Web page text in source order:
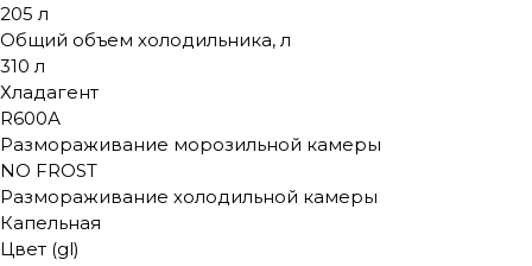
205 л
Общий объем холодильника, л
310 л
Хладагент
R600А
Размораживание морозильной камеры
NO FROST
Размораживание холодильной камеры
Капельная
Цвет (gl)